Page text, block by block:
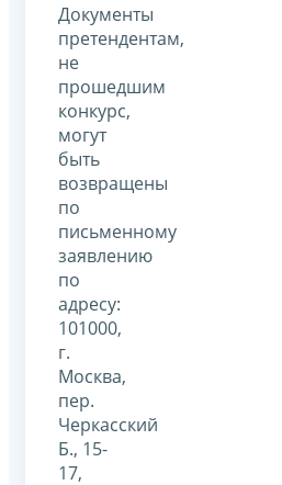
Документы
претендентам,
не
прошедшим
конкурс,
могут
быть
возвращены
по
письменному
заявлению
по
адресу:
101000,
г.
Москва,
пер.
Черкасский
Б., 15-
17,